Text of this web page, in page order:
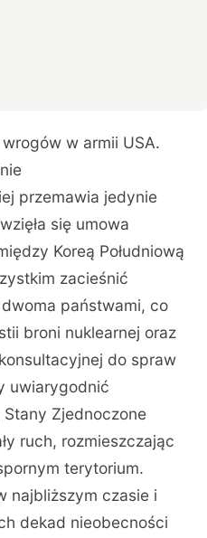
w armii USA.
przemawia jedynie
się umowa
Koreą Południową
zacieśnić
państwami, co
broni nuklearnej oraz
do spraw
uwiarygodnić
Zjednoczone
ruch, rozmieszczając
terytorium.
najbliższym czasie i
dekad nieobecności